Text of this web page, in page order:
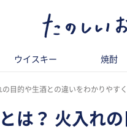
ウイスキー 焼酎
目的や生酒との違いをわかりやす
は？ 火入れ